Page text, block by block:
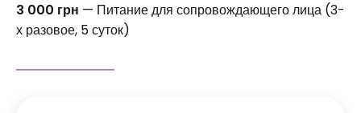
3 000 грн — Питание для сопровождающего лица (3-
х разовое, 5 суток)